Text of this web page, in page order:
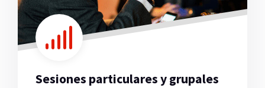
Sesiones particulares y grupales